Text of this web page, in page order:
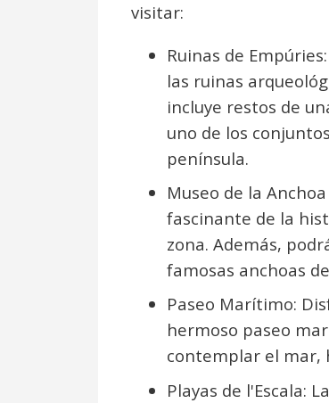
visitar:
Ruinas de
las ruinas
incluye restos de
uno de los
península.
Museo de la
fascinante de la
zona. Además,
famosas anchoas
Paseo Marítimo:
hermoso paseo
contemplar el mar,
Playas de l'Escala: